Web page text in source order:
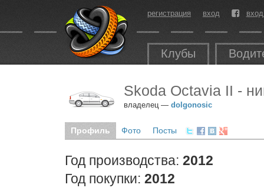
регистрация вход
Клубы
Skoda Octavia II -
владелец — dolgonosic
Профиль Фото Посты
Год производства: 2012
Год покупки: 2012